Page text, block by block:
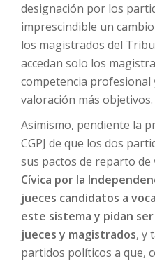
designación por los
imprescindible un
los magistrados del
accedan solo los
competencia profesional
valoración más objetivos.
Asimismo, pendiente la
CGPJ de que los dos
sus pactos de reparto de
Cívica por la
jueces candidatos a
este sistema y pidan
jueces y magistrados, y
partidos políticos a que,